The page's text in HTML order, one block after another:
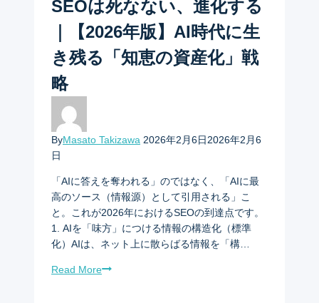
SEOは死なない、進化する
｜【2026年版】AI時代に生
き残る「知恵の資産化」戦
略
ByMasato Takizawa 2026年2月6日2026年2月6
日
「AIに答えを奪われる」のではなく、「AIに最
高のソース（情報源）として引用される」こ
と。これが2026年におけるSEOの到達点です。
1. AIを「味方」につける情報の構造化（標準
化）AIは、ネット上に散らばる情報を「構…
Read More